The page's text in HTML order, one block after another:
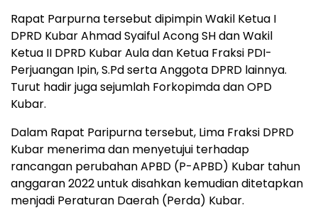
Rapat Parpurna tersebut dipimpin Wakil Ketua I
DPRD Kubar Ahmad Syaiful Acong SH dan Wakil
Ketua II DPRD Kubar Aula dan Ketua Fraksi PDI-
Perjuangan Ipin, S.Pd serta Anggota DPRD lainnya.
Turut hadir juga sejumlah Forkopimda dan OPD
Kubar.
Dalam Rapat Paripurna tersebut, Lima Fraksi DPRD
Kubar menerima dan menyetujui terhadap
rancangan perubahan APBD (P-APBD) Kubar tahun
anggaran 2022 untuk disahkan kemudian ditetapkan
menjadi Peraturan Daerah (Perda) Kubar.